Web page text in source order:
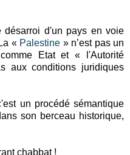
désarroi d'un pays en voie
« Palestine » n’est pas un
Etat et « l'Autorité
aux conditions juridiques
un procédé sémantique
son berceau historique,
chabbat !